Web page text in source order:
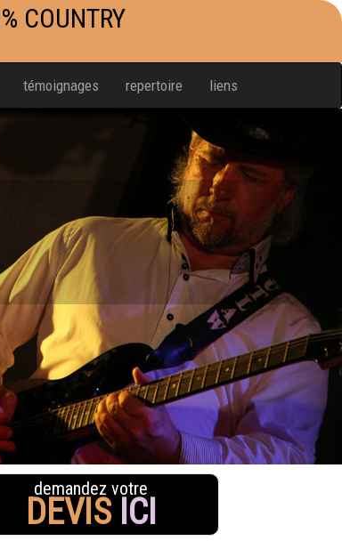
COUNTRY
témoignages repertoire liens
demandez votre
DEVIS ICI